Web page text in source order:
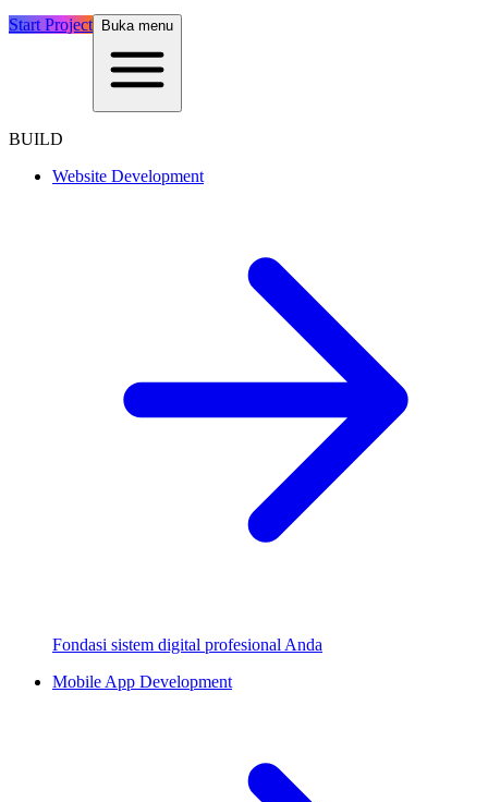
Start Project Buka menu
BUILD
Website Development
Fondasi sistem digital profesional Anda
Mobile App Development